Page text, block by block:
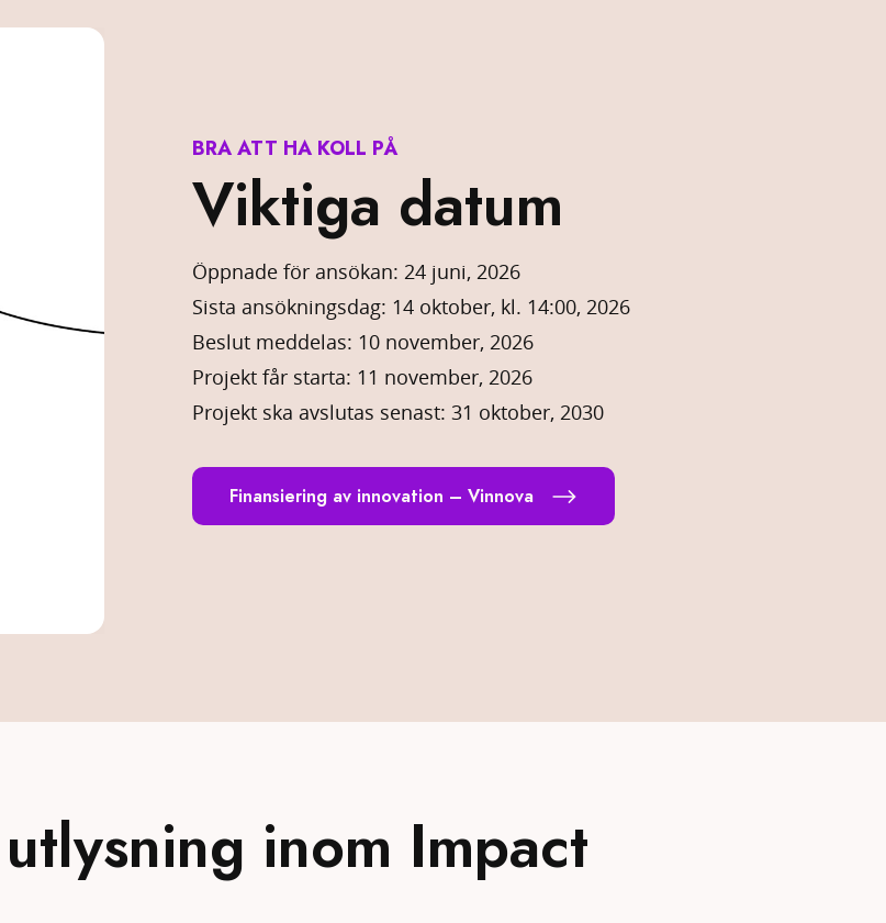
BRA ATT HA KOLL PÅ
Viktiga datum
Öppnade för ansökan: 24 juni, 2026
Sista ansökningsdag: 14 oktober, kl. 14:00, 2026
Beslut meddelas: 10 november, 2026
Projekt får starta: 11 november, 2026
Projekt ska avslutas senast: 31 oktober, 2030
Finansiering av innovation – Vinnova
inom Impact